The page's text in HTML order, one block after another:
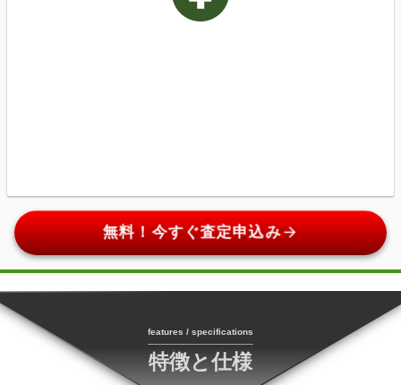
無料！今すぐ査定申込みarrow_forward
features / specifications
特徴と仕様